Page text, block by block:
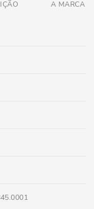
A MARCA